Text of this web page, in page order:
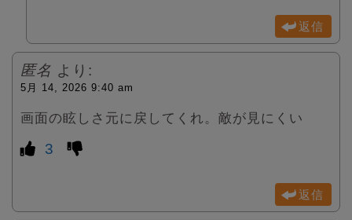
返信
匿名 より:
5月 14, 2026 9:40 am
画面の眩しさ元に戻してくれ。敵が見にくい
3
返信